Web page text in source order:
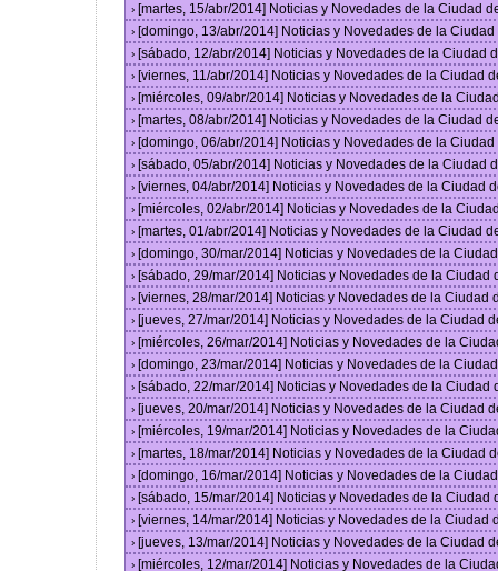
› [martes, 15/abr/2014] Noticias y Novedades de la Ciudad
› [domingo, 13/abr/2014] Noticias y Novedades de la
› [sábado, 12/abr/2014] Noticias y Novedades de la Ciudad
› [viernes, 11/abr/2014] Noticias y Novedades de la Ciudad
› [miércoles, 09/abr/2014] Noticias y Novedades de la
› [martes, 08/abr/2014] Noticias y Novedades de la Ciudad
› [domingo, 06/abr/2014] Noticias y Novedades de la
› [sábado, 05/abr/2014] Noticias y Novedades de la Ciudad
› [viernes, 04/abr/2014] Noticias y Novedades de la Ciudad
› [miércoles, 02/abr/2014] Noticias y Novedades de la
› [martes, 01/abr/2014] Noticias y Novedades de la Ciudad
› [domingo, 30/mar/2014] Noticias y Novedades de la
› [sábado, 29/mar/2014] Noticias y Novedades de la Ciudad
› [viernes, 28/mar/2014] Noticias y Novedades de la Ciudad
› [jueves, 27/mar/2014] Noticias y Novedades de la Ciudad
› [miércoles, 26/mar/2014] Noticias y Novedades de la
› [domingo, 23/mar/2014] Noticias y Novedades de la
› [sábado, 22/mar/2014] Noticias y Novedades de la Ciudad
› [jueves, 20/mar/2014] Noticias y Novedades de la Ciudad
› [miércoles, 19/mar/2014] Noticias y Novedades de la
› [martes, 18/mar/2014] Noticias y Novedades de la Ciudad
› [domingo, 16/mar/2014] Noticias y Novedades de la
› [sábado, 15/mar/2014] Noticias y Novedades de la Ciudad
› [viernes, 14/mar/2014] Noticias y Novedades de la Ciudad
› [jueves, 13/mar/2014] Noticias y Novedades de la Ciudad
› [miércoles, 12/mar/2014] Noticias y Novedades de la